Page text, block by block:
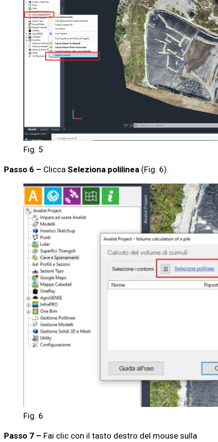
Fig. 5
Passo 6 – Clicca Seleziona polilinea (Fig. 6).
Fig. 6
Passo 7 – Fai clic con il tasto destro del mouse sulla